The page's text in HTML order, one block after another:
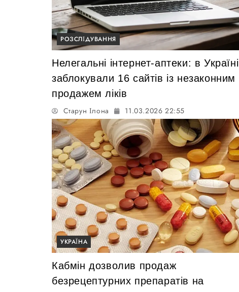
РОЗСЛІДУВАННЯ
Нелегальні інтернет-аптеки: в Україні
заблокували 16 сайтів із незаконним
продажем ліків
Старун Ілона 11.03.2026 22:55
УКРАЇНА
Кабмін дозволив продаж
безрецептурних препаратів на